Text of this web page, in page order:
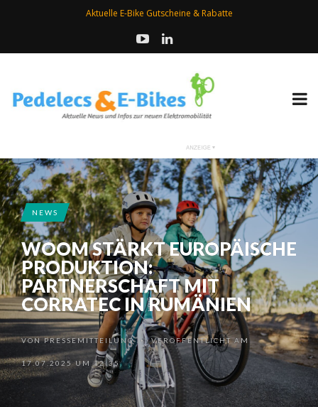
Aktuelle E-Bike Gutscheine & Rabatte
NEWS
WOOM STÄRKT EUROPÄISCHE
PRODUKTION:
PARTNERSCHAFT MIT
CORRATEC IN RUMÄNIEN
VONPRESSEMITTEILUNG •VERÖFFENTLICHT AM
17.07.2025 UM 12:35